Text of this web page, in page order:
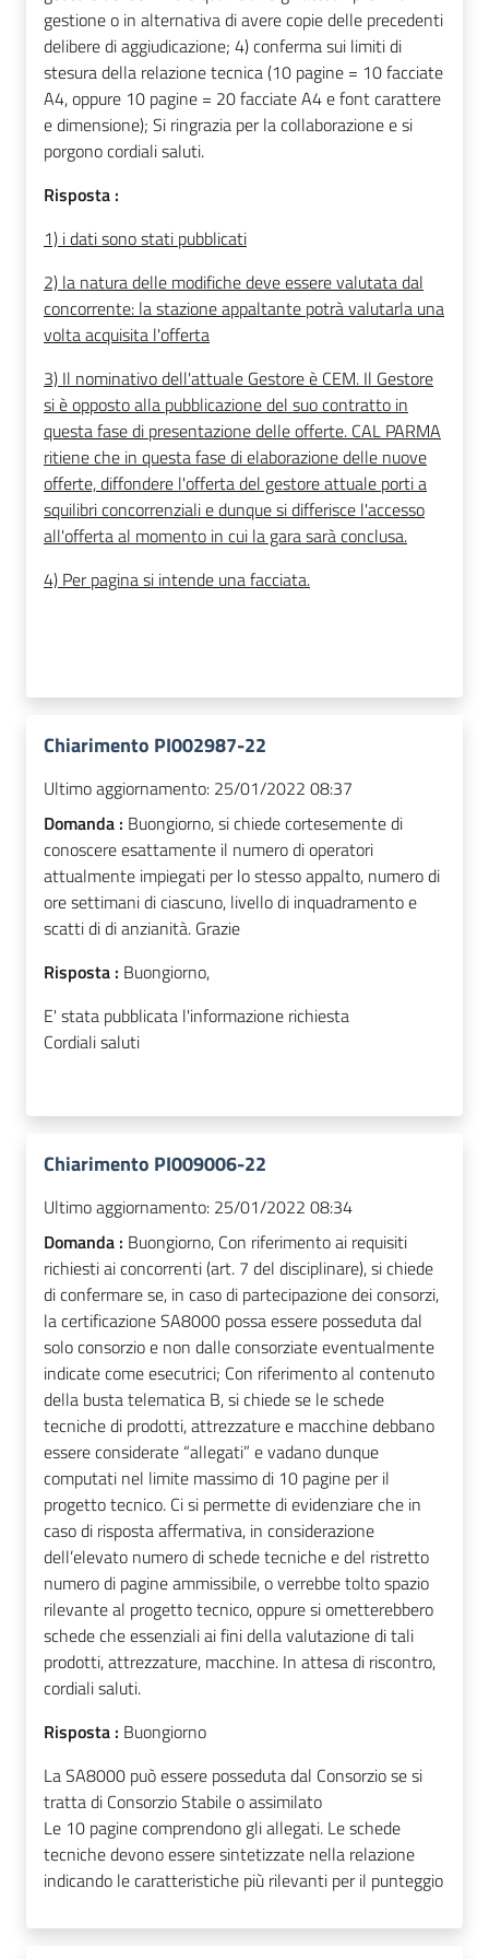
gestione o in alternativa di avere copie delle precedenti
delibere di aggiudicazione; 4) conferma sui limiti di
stesura della relazione tecnica (10 pagine = 10 facciate
A4, oppure 10 pagine = 20 facciate A4 e font carattere
e dimensione); Si ringrazia per la collaborazione e si
porgono cordiali saluti.
Risposta :
1) i dati sono stati pubblicati
2) la natura delle modifiche deve essere valutata dal
concorrente: la stazione appaltante potrà valutarla una
volta acquisita l'offerta
3) Il nominativo dell'attuale Gestore è CEM. Il Gestore
si è opposto alla pubblicazione del suo contratto in
questa fase di presentazione delle offerte. CAL PARMA
ritiene che in questa fase di elaborazione delle nuove
offerte, diffondere l'offerta del gestore attuale porti a
squilibri concorrenziali e dunque si differisce l'accesso
all'offerta al momento in cui la gara sarà conclusa.
4) Per pagina si intende una facciata.
Chiarimento PI002987-22
Ultimo aggiornamento: 25/01/2022 08:37
Domanda : Buongiorno, si chiede cortesemente di
conoscere esattamente il numero di operatori
attualmente impiegati per lo stesso appalto, numero di
ore settimani di ciascuno, livello di inquadramento e
scatti di di anzianità. Grazie
Risposta : Buongiorno,
E' stata pubblicata l'informazione richiesta
Cordiali saluti
Chiarimento PI009006-22
Ultimo aggiornamento: 25/01/2022 08:34
Domanda : Buongiorno, Con riferimento ai requisiti
richiesti ai concorrenti (art. 7 del disciplinare), si chiede
di confermare se, in caso di partecipazione dei consorzi,
la certificazione SA8000 possa essere posseduta dal
solo consorzio e non dalle consorziate eventualmente
indicate come esecutrici; Con riferimento al contenuto
della busta telematica B, si chiede se le schede
tecniche di prodotti, attrezzature e macchine debbano
essere considerate “allegati” e vadano dunque
computati nel limite massimo di 10 pagine per il
progetto tecnico. Ci si permette di evidenziare che in
caso di risposta affermativa, in considerazione
dell’elevato numero di schede tecniche e del ristretto
numero di pagine ammissibile, o verrebbe tolto spazio
rilevante al progetto tecnico, oppure si ometterebbero
schede che essenziali ai fini della valutazione di tali
prodotti, attrezzature, macchine. In attesa di riscontro,
cordiali saluti.
Risposta : Buongiorno
La SA8000 può essere posseduta dal Consorzio se si
tratta di Consorzio Stabile o assimilato
Le 10 pagine comprendono gli allegati. Le schede
tecniche devono essere sintetizzate nella relazione
indicando le caratteristiche più rilevanti per il punteggio